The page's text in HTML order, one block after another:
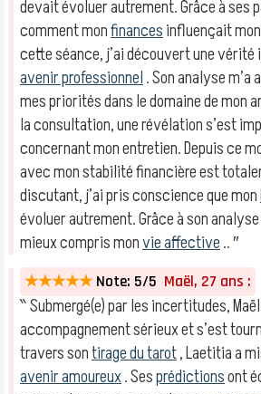
devait évoluer autrement. Grâce à ses
comment monfinancesinfluençait
cette séance, j’ai découvert une vérité
avenir professionnel. Son analyse m’a
mes priorités dans le domaine de mon
la consultation, une révélation s’est
concernant mon entretien. Depuis ce
avec mon stabilité financière est
discutant, j’ai pris conscience que mon
évoluer autrement. Grâce à son analyse
mieux compris monvie affective.. ″
★★★★★ Note: 5/5 Maël, 27 ans :
‶ Submergé(e) par les incertitudes,
accompagnement sérieux et s’est
travers sontirage du tarot, Laetitia a
avenir amoureux. Sesprédictionsont